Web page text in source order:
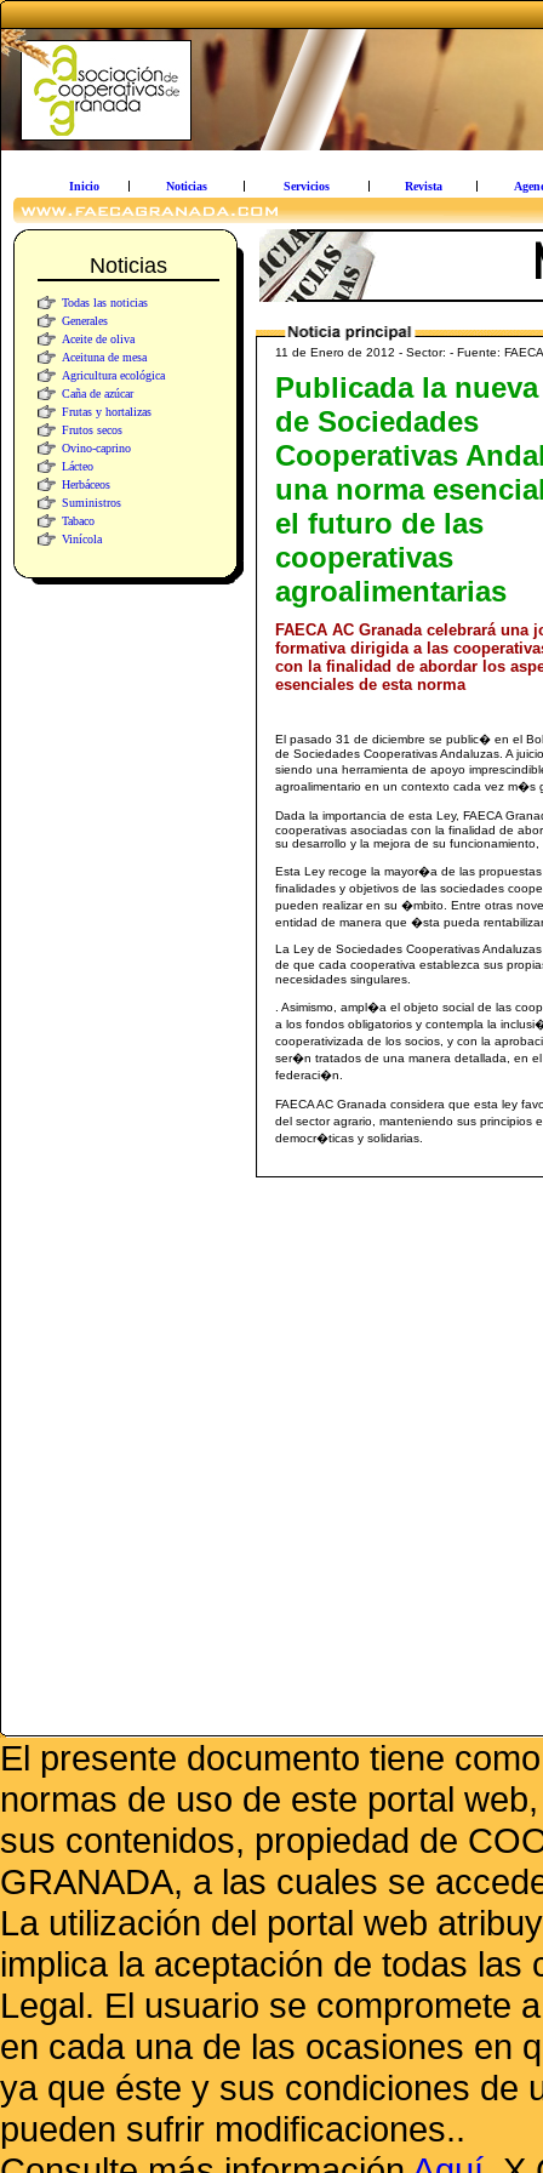
Inicio Noticias Servicios Revista
Noticias
Todas las noticias
Generales
Aceite de oliva
Aceituna de mesa
Agricultura ecológica
Caña de azúcar
Frutas y hortalizas
Frutos secos
Ovino-caprino
Lácteo
Herbáceos
Suministros
Tabaco
Vinícola
11 de Enero de 2012 - Sector: - Fuente:
Publicada la
de Sociedades
Cooperativas
una norma
el futuro de las
cooperativas
agroalimentarias
FAECA AC Granada celebrará una
formativa dirigida a las
con la finalidad de abordar los
esenciales de esta norma
El pasado 31 de diciembre se public� en el
de Sociedades Cooperativas Andaluzas. A
siendo una herramienta de apoyo
agroalimentario en un contexto cada vez m�s
Dada la importancia de esta Ley, FAECA
cooperativas asociadas con la finalidad de
su desarrollo y la mejora de su
Esta Ley recoge la mayor�a de las
finalidades y objetivos de las sociedades
pueden realizar en su �mbito. Entre otras
entidad de manera que �sta pueda
La Ley de Sociedades Cooperativas
de que cada cooperativa establezca sus
necesidades singulares.
. Asimismo, ampl�a el objeto social de las
a los fondos obligatorios y contempla la
cooperativizada de los socios, y con la
ser�n tratados de una manera detallada, en
federaci�n.
FAECA AC Granada considera que esta ley
del sector agrario, manteniendo sus
democr�ticas y solidarias.
El presente documento tiene
normas de uso de este portal
sus contenidos, propiedad de
GRANADA, a las cuales se
La utilización del portal web
implica la aceptación de todas
Legal. El usuario se compromete
en cada una de las ocasiones en
ya que éste y sus condiciones de
pueden sufrir modificaciones..